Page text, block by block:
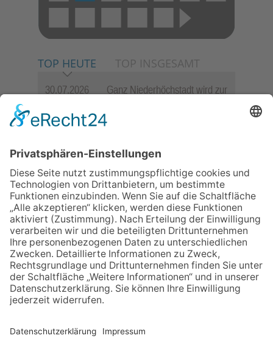
TOP HEUTE TOP INSGESAMT
30.07.2026
Ganz Niederhöchstadt wird zur
23.07.2026
Zwischen Fachwerk, Wein und
lädt wieder zum Weinfest ein
präsentiert sein neues
Programm „Changes“
06.08.2026
„die 80er live“ – Die große
Stadiontour kommt nach
Frankfurt
06.08.2026
Hisamoto und Tölke begeistern
mit Werken von Walter
Wachsmuth